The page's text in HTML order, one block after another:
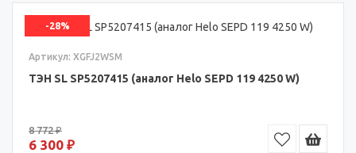
-28%
Артикул: XGFJ2WSM
ТЭН SL SP5207415 (аналог Helo SEPD 119 4250 W)
8 772 ₽
6 300 ₽